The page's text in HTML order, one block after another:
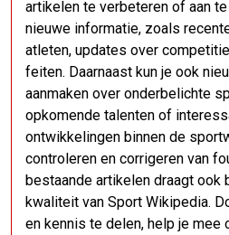
artikelen te verbeteren of aan
nieuwe informatie, zoals
atleten, updates over
feiten. Daarnaast kun je ook
aanmaken over onderbelichte
opkomende talenten of
ontwikkelingen binnen de
controleren en corrigeren van
bestaande artikelen draagt ook
kwaliteit van Sport Wikipedia.
en kennis te delen, help je mee